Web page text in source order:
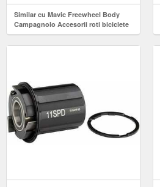
Similar cu Mavic Freewheel Body
Campagnolo Accesorii roti biciclete